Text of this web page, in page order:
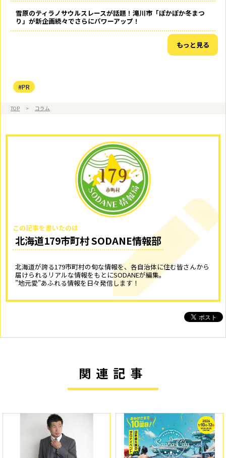
雪原のティラノサウルスレースが話題！滝川市「ぽかぽか冬まつ
り」が新企画続々でさらにパワーアップ！
もっと見る
#PR
TOP > コラム
この記事を書いたのは
北海道179市町村 SODANE情報部
北海道が誇る179市町村の旬な情報を、各自治体に住む皆さんから
届けられるリアルな情報をもとにSODANEが編集。
”地元愛”あふれる情報を日々発信します！
関連記事